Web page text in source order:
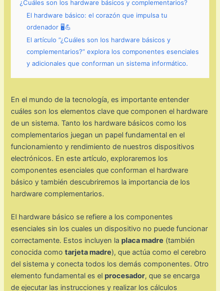
¿Cuáles son los hardware básicos y complementarios?
El hardware básico: el corazón que impulsa tu
ordenador 🖥️💪
El artículo “¿Cuáles son los hardware básicos y
complementarios?” explora los componentes esenciales
y adicionales que conforman un sistema informático.
En el mundo de la tecnología, es importante entender
cuáles son los elementos clave que componen el hardware
de un sistema. Tanto los hardware básicos como los
complementarios juegan un papel fundamental en el
funcionamiento y rendimiento de nuestros dispositivos
electrónicos. En este artículo, exploraremos los
componentes esenciales que conforman el hardware
básico y también descubriremos la importancia de los
hardware complementarios.
El hardware básico se refiere a los componentes
esenciales sin los cuales un dispositivo no puede funcionar
correctamente. Estos incluyen la placa madre (también
conocida comotarjeta madre), que actúa como el cerebro
del sistema y conecta todos los demás componentes. Otro
elemento fundamental es el procesador, que se encarga
de ejecutar las instrucciones y realizar los cálculos